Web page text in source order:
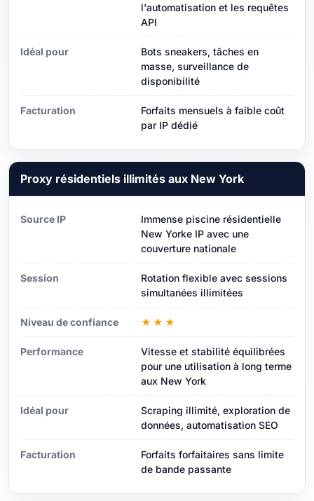
l'automatisation et les requêtes
API
Idéal pour
Bots sneakers, tâches en
masse, surveillance de
disponibilité
Facturation
Forfaits mensuels à faible coût
par IP dédié
Proxy résidentiels illimités aux New York
Source IP
Immense piscine résidentielle
New Yorke IP avec une
couverture nationale
Session
Rotation flexible avec sessions
simultanées illimitées
Niveau de confiance ★★★
Performance
Vitesse et stabilité équilibrées
pour une utilisation à long terme
aux New York
Idéal pour
Scraping illimité, exploration de
données, automatisation SEO
Facturation
Forfaits forfaitaires sans limite
de bande passante